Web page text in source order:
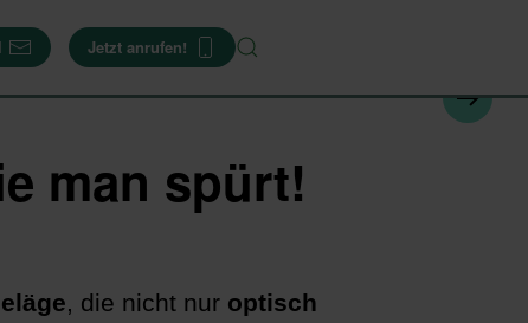
Jetzt anrufen!
man spürt!
, die nicht nur optisch